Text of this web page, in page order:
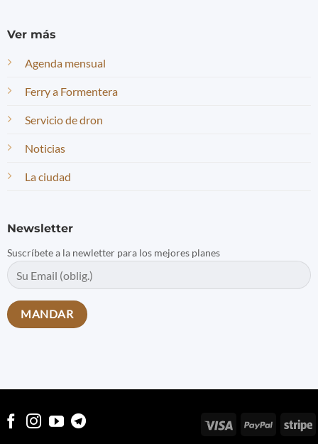
Ver más
Agenda mensual
Ferry a Formentera
Servicio de dron
Noticias
La ciudad
Newsletter
Suscríbete a la newletter para los mejores planes
Visa PayPal